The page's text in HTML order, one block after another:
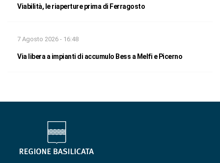
Viabilità, le riaperture prima di Ferragosto
7 Agosto 2026 - 16:48
Via libera a impianti di accumulo Bess a Melfi e Picerno